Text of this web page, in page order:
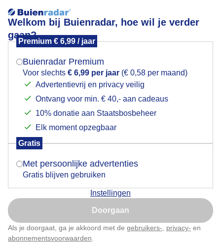
Welkom bij Buienradar, hoe wil je verder
gaan?
Premium € 6,99 / jaar
Buienradar Premium
Voor slechts € 6,99 per jaar (€ 0,58 per maand)
Advertentievrij en privacy veilig
Ontvang voor min. € 40,- aan cadeaus
10% donatie aan Staatsbosbeheer
Elk moment opzegbaar
Gratis
Met persoonlijke advertenties
Gratis blijven gebruiken
Instellingen
Doorgaan
Als je doorgaat, ga je akkoord met de gebruikers- privacy- en
abonnementsvoorwaarden
Flachau lag er vandaag FANtastisch bij erg koud en
super sneeuw
Flachau lag er vandaag FANtastisch bij erg koud en
super sneeuw
Door: Eric Kromhout Gemaakt: 03-12-2023, 198x bekeken
Mogen we je locatie gebruiken voor het
Indien je hier nog geen akkoord op hebt gegeven,
verschijnt er zo een pop-up uit je browser waarin
Is goed, toon de popup
Nu niet, misschien later
Klik hierom dit aan te passen